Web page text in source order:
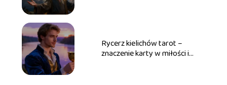
Rycerz kielichów tarot –
znaczenie karty w miłości i